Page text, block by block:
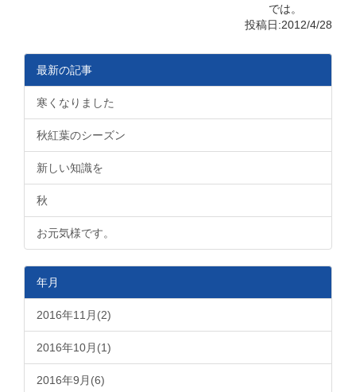
では。
投稿日:2012/4/28
最新の記事
寒くなりました
秋紅葉のシーズン
新しい知識を
秋
お元気様です。
年月
2016年11月(2)
2016年10月(1)
2016年9月(6)